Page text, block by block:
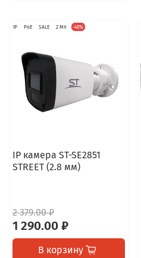
IP PoE SALE 2 Мп -46%
IP камера ST-SE2851
STREET (2.8 мм)
2 379.00 ₽
1 290.00 ₽
В корзину